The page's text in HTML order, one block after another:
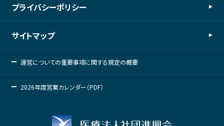
プライバシーポリシー
サイトマップ
運営についての重要事項に関する規定の概要
2026年度営業カレンダー（PDF）